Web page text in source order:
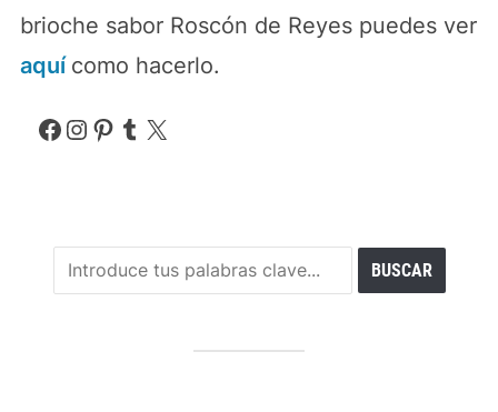
brioche sabor Roscón de Reyes puedes ver
aquí como hacerlo.
Facebook
Instagram
Pinterest
Tumblr
X